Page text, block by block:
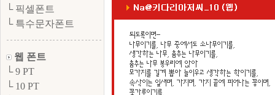
└ 픽셀폰트
└ 특수문자폰트
웹 폰트
└ 9 PT
└ 10 PT